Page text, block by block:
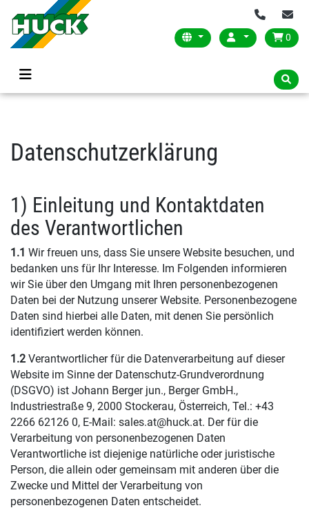
0
Datenschutzerklärung
1) Einleitung und Kontaktdaten
des Verantwortlichen
1.1 Wir freuen uns, dass Sie unsere Website besuchen, und
bedanken uns für Ihr Interesse. Im Folgenden informieren
wir Sie über den Umgang mit Ihren personenbezogenen
Daten bei der Nutzung unserer Website. Personenbezogene
Daten sind hierbei alle Daten, mit denen Sie persönlich
identifiziert werden können.
1.2 Verantwortlicher für die Datenverarbeitung auf dieser
Website im Sinne der Datenschutz-Grundverordnung
(DSGVO) ist Johann Berger jun., Berger GmbH.,
Industriestraße 9, 2000 Stockerau, Österreich, Tel.: +43
2266 62126 0, E-Mail: sales.at@huck.at. Der für die
Verarbeitung von personenbezogenen Daten
Verantwortliche ist diejenige natürliche oder juristische
Person, die allein oder gemeinsam mit anderen über die
Zwecke und Mittel der Verarbeitung von
personenbezogenen Daten entscheidet.